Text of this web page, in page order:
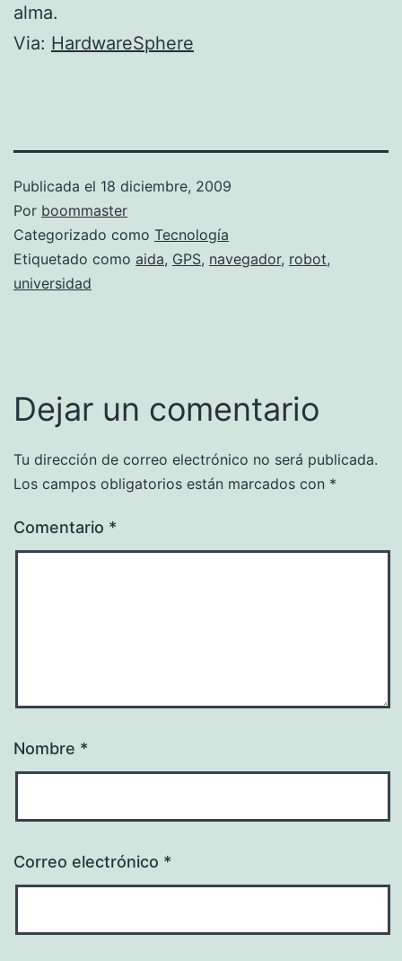
alma.
Via: HardwareSphere
Publicada el 18 diciembre, 2009
Por boommaster
Categorizado como Tecnología
Etiquetado como aida, GPS, navegador, robot,
universidad
Dejar un comentario
Tu dirección de correo electrónico no será publicada.
Los campos obligatorios están marcados con *
Comentario *
Nombre *
Correo electrónico *